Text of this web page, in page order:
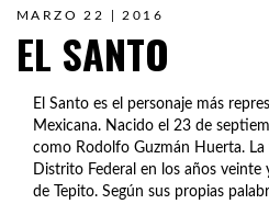
MARZO 22 | 2016
EL SANTO
El Santo es el personaje más
Mexicana. Nacido el 23 de
como Rodolfo Guzmán Huerta. La
Distrito Federal en los años veinte
de Tepito. Según sus propias